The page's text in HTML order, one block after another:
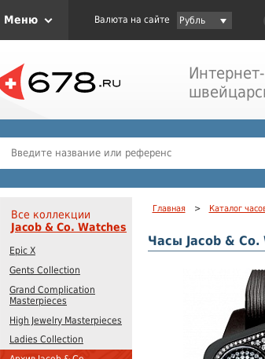
Меню Валюта на сайте Рубль
Все коллекции
Jacob & Co. Watches
Epic X
Gents Collection
Grand Complication
Masterpieces
High Jewelry Masterpieces
Ladies Collection
Главная > Каталог
Часы Jacob & Co.